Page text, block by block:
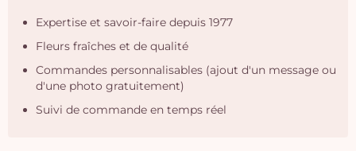
Expertise et savoir-faire depuis 1977
Fleurs fraîches et de qualité
Commandes personnalisables (ajout d'un message ou
d'une photo gratuitement)
Suivi de commande en temps réel